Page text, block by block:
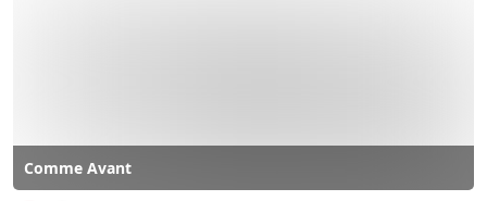
Comme Avant